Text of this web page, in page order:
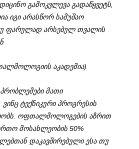
გამოკვლევა გადაწყვეტს,
იგი არასწორ სამუშაო
ფარულად არსებულ თვალის
აკადემია)
მათი
ვინც ტექნიკური პროგრესის
ოფთალმოლოგების აზრით
მოსახლეობის 50%
დაკავშირებული ესა თუ